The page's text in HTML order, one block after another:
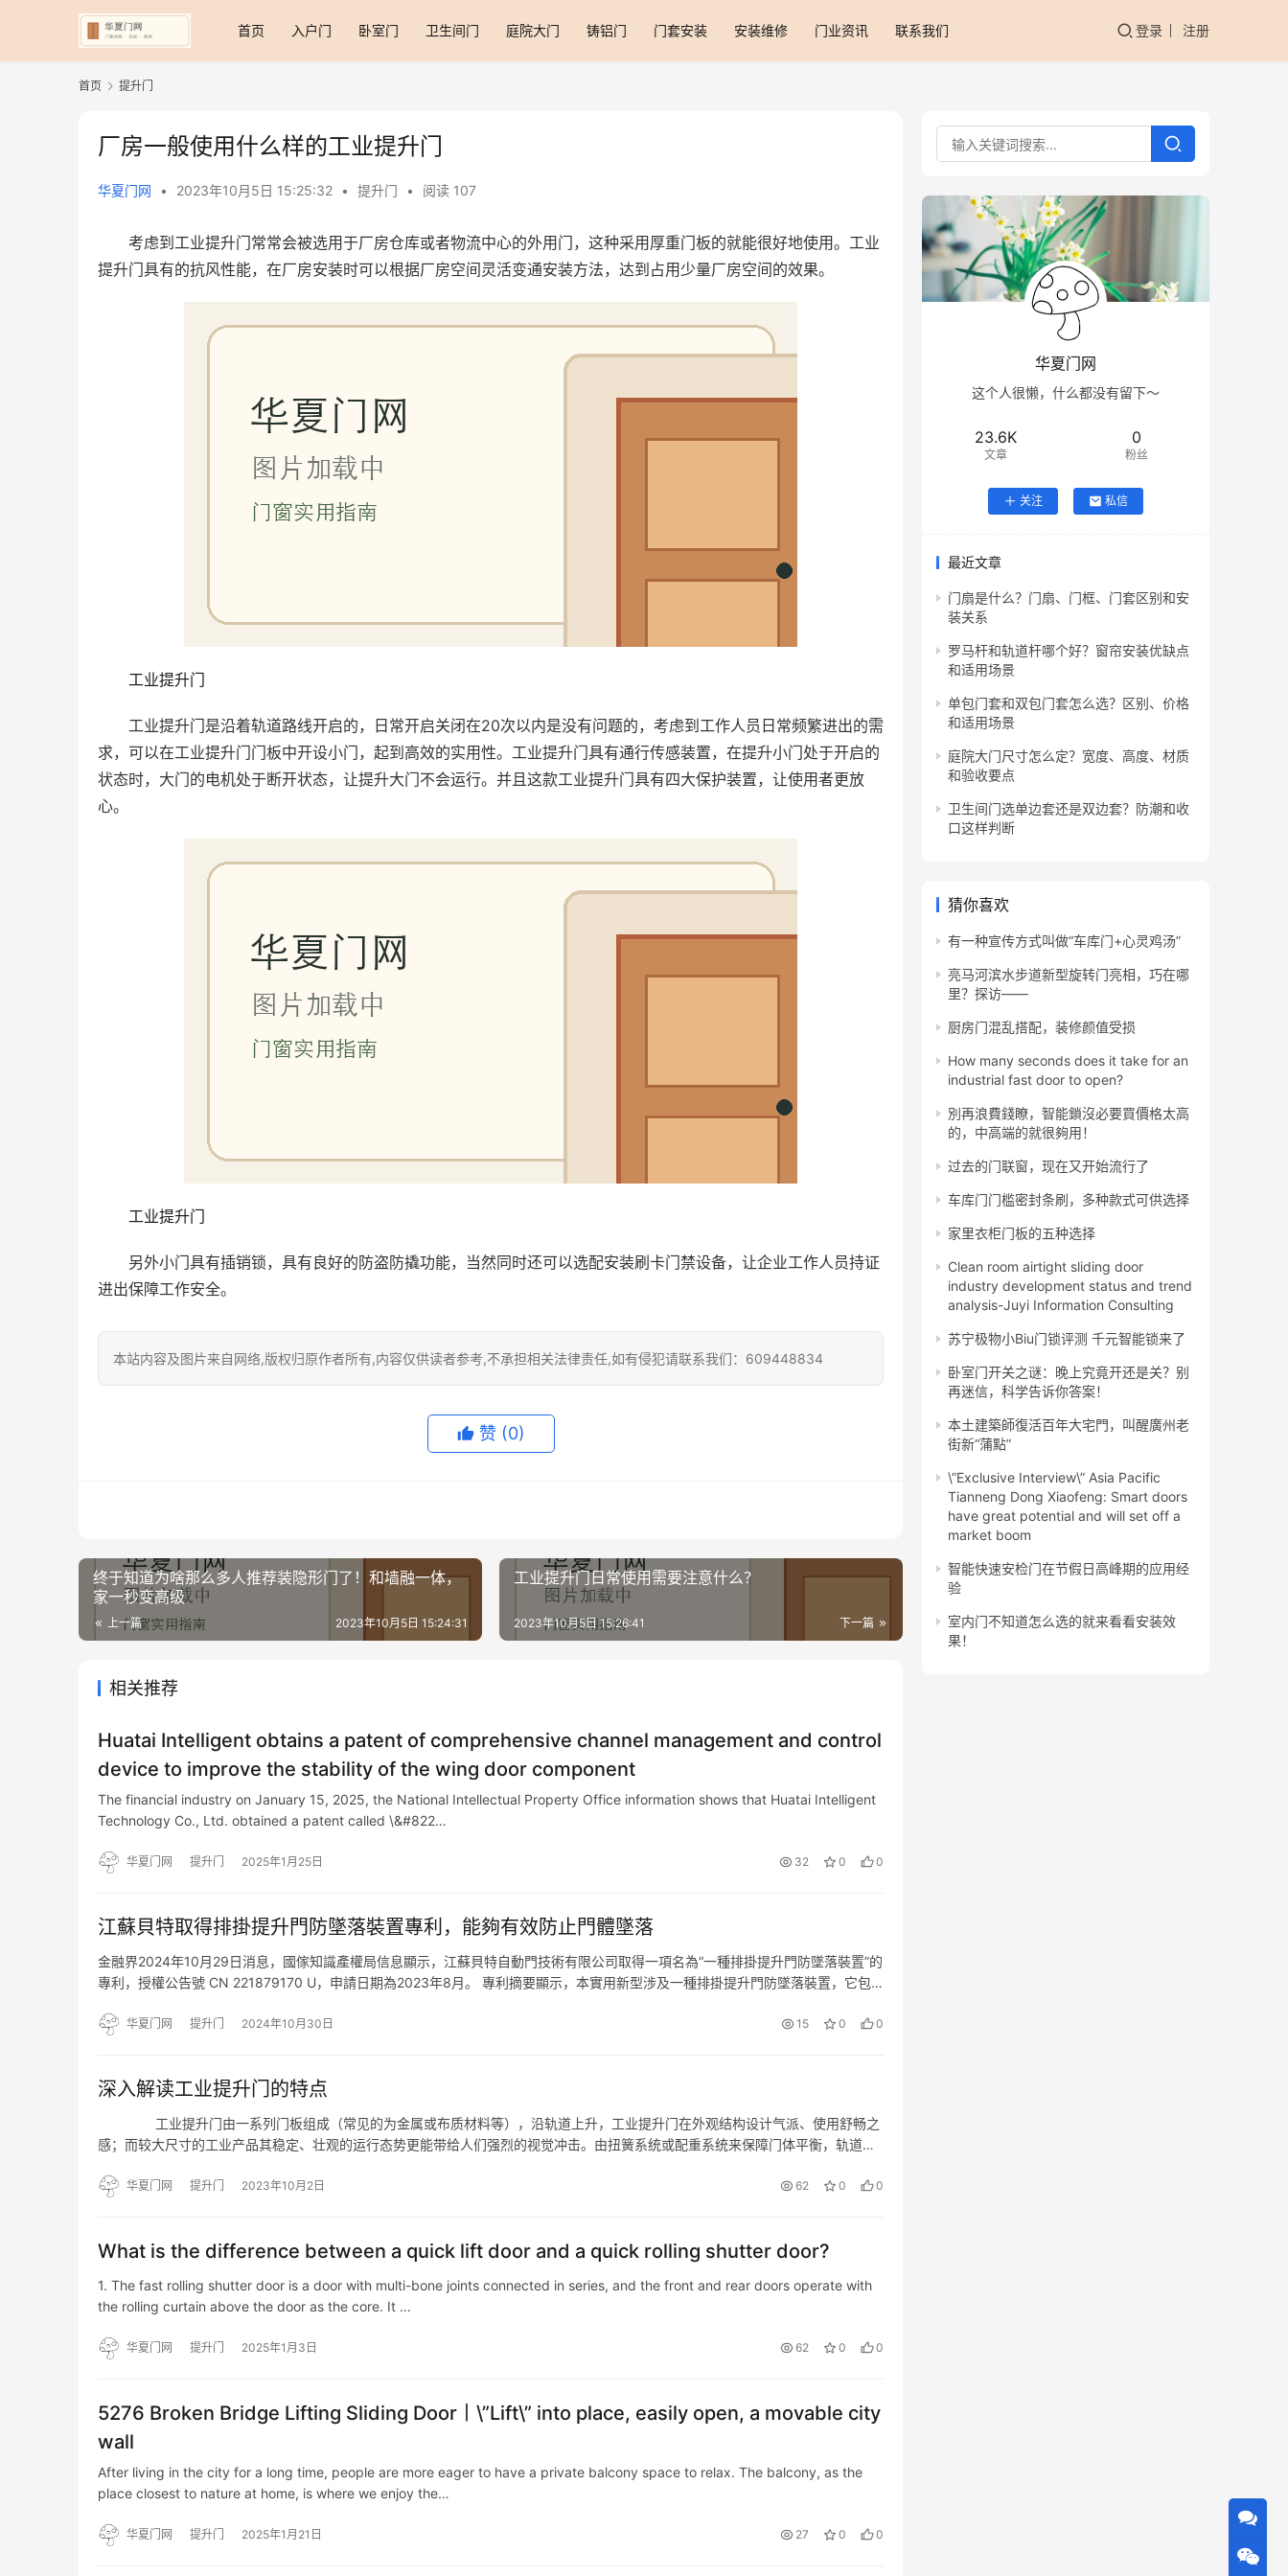
首页 入户门 卧室门 卫生间门 庭院大门 铸铝门 门套安装 安装维修 门业资讯 联系我们 登录 注册
首页 提升门
厂房一般使用什么样的工业提升门
华夏门网 • 2023年10月5日 15:25:32 • 提升门 • 阅读 107
考虑到工业提升门常常会被选用于厂房仓库或者物流中心的外用门，这种采用厚重门板的就能很好地使用。工业
提升门具有的抗风性能，在厂房安装时可以根据厂房空间灵活变通安装方法，达到占用少量厂房空间的效果。
工业提升门
工业提升门是沿着轨道路线开启的，日常开启关闭在20次以内是没有问题的，考虑到工作人员日常频繁进出的需
求，可以在工业提升门门板中开设小门，起到高效的实用性。工业提升门具有通行传感装置，在提升小门处于开启的
状态时，大门的电机处于断开状态，让提升大门不会运行。并且这款工业提升门具有四大保护装置，让使用者更放
心。
工业提升门
另外小门具有插销锁，具有良好的防盗防撬功能，当然同时还可以选配安装刷卡门禁设备，让企业工作人员持证
进出保障工作安全。
本站内容及图片来自网络,版权归原作者所有,内容仅供读者参考,不承担相关法律责任,如有侵犯请联系我们：609448834
赞 (0)
终于知道为啥那么多人推荐装隐形门了！和墙融一体，
家一秒变高级
上一篇 2023年10月5日 15:24:31
工业提升门日常使用需要注意什么？
下一篇
2023年10月5日 15:26:41
相关推荐
Huatai Intelligent obtains a patent of comprehensive channel management and control
device to improve the stability of the wing door component
The financial industry on January 15, 2025, the National Intellectual Property Office information shows that Huatai Intelligent
Technology Co., Ltd. obtained a patent called \&#822…
华夏门网 提升门 2025年1月25日 32 0 0
江蘇貝特取得排掛提升門防墜落裝置專利，能夠有效防止門體墜落
金融界2024年10月29日消息，國傢知識產權局信息顯示，江蘇貝特自動門技術有限公司取得一項名為“一種排掛提升門防墜落裝置”的
專利，授權公告號 CN 221879170 U，申請日期為2023年8月。 專利摘要顯示，本實用新型涉及一種排掛提升門防墜落裝置，它包
华夏门网 提升门 2024年10月30日 15 0 0
深入解读工业提升门的特点
工业提升门由一系列门板组成（常见的为金属或布质材料等），沿轨道上升，工业提升门在外观结构设计气派、使用舒畅之
感；而较大尺寸的工业产品其稳定、壮观的运行态势更能带给人们强烈的视觉冲击。由扭簧系统或配重系统来保障门体平衡，轨道系
门。 工业垂…
华夏门网 提升门 2023年10月2日 62 0 0
What is the difference between a quick lift door and a quick rolling shutter door?
1. The fast rolling shutter door is a door with multi-bone joints connected in series, and the front and rear doors operate with
the rolling curtain above the door as the core. It …
华夏门网 提升门 2025年1月3日 62 0 0
5276 Broken Bridge Lifting Sliding Door丨\”Lift\” into place, easily open, a movable city
wall
After living in the city for a long time, people are more eager to have a private balcony space to relax. The balcony, as the
place closest to nature at home, is where we enjoy the…
华夏门网 提升门 2025年1月21日 27 0 0
华夏门网
这个人很懒，什么都没有留下～
23.6K
文章
0
粉丝
关注 私信
最近文章
门扇是什么？门扇、门框、门套区别和安
装关系
罗马杆和轨道杆哪个好？窗帘安装优缺点
和适用场景
单包门套和双包门套怎么选？区别、价格
和适用场景
庭院大门尺寸怎么定？宽度、高度、材质
和验收要点
卫生间门选单边套还是双边套？防潮和收
口这样判断
猜你喜欢
有一种宣传方式叫做“车库门+心灵鸡汤”
亮马河滨水步道新型旋转门亮相，巧在哪
里？探访——
厨房门混乱搭配，装修颜值受损
How many seconds does it take for an
industrial fast door to open?
別再浪費錢瞭，智能鎖沒必要買價格太高
的，中高端的就很夠用！
过去的门联窗，现在又开始流行了
车库门门槛密封条刷，多种款式可供选择
家里衣柜门板的五种选择
Clean room airtight sliding door
industry development status and trend
analysis-Juyi Information Consulting
苏宁极物小Biu门锁评测 千元智能锁来了
卧室门开关之谜：晚上究竟开还是关？别
再迷信，科学告诉你答案！
本土建築師復活百年大宅門，叫醒廣州老
街新“蒲點”
\”Exclusive Interview\” Asia Pacific
Tianneng Dong Xiaofeng: Smart doors
have great potential and will set off a
market boom
智能快速安检门在节假日高峰期的应用经
验
室内门不知道怎么选的就来看看安装效
果！